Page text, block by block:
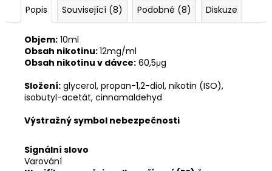
Popis Související (8) Podobné (8) Diskuze
Objem: 10ml
Obsah nikotinu:12mg/ml
Obsah nikotinu v dávce: 60,5μg
Složení: glycerol, propan-1,2-diol, nikotin (ISO),
isobutyl-acetát, cinnamaldehyd
Výstražný symbol nebezpečnosti
Signální slovo
Varování